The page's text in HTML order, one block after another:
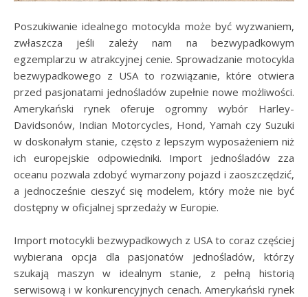
Poszukiwanie idealnego motocykla może być wyzwaniem,
zwłaszcza jeśli zależy nam na bezwypadkowym
egzemplarzu w atrakcyjnej cenie. Sprowadzanie motocykla
bezwypadkowego z USA to rozwiązanie, które otwiera
przed pasjonatami jednośladów zupełnie nowe możliwości.
Amerykański rynek oferuje ogromny wybór Harley-
Davidsonów, Indian Motorcycles, Hond, Yamah czy Suzuki
w doskonałym stanie, często z lepszym wyposażeniem niż
ich europejskie odpowiedniki. Import jednośladów zza
oceanu pozwala zdobyć wymarzony pojazd i zaoszczędzić,
a jednocześnie cieszyć się modelem, który może nie być
dostępny w oficjalnej sprzedaży w Europie.
Import motocykli bezwypadkowych z USA to coraz częściej
wybierana opcja dla pasjonatów jednośladów, którzy
szukają maszyn w idealnym stanie, z pełną historią
serwisową i w konkurencyjnych cenach. Amerykański rynek